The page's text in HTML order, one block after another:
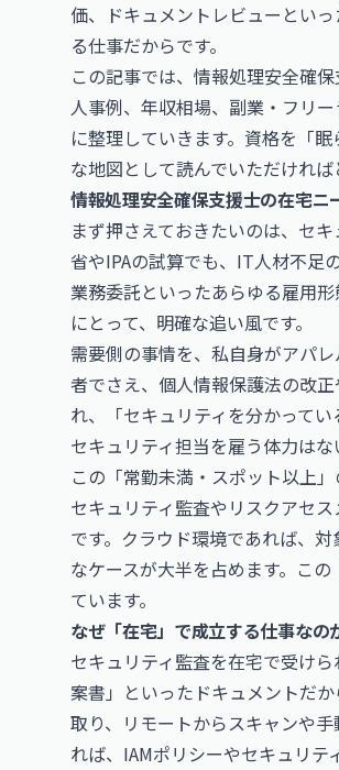
価、ドキュメントレビューとい
る仕事だからです。
この記事では、情報処理安全確
人事例、年収相場、副業・フリ
に整理していきます。資格を「
な地図として読んでいただければ
情報処理安全確保支援士の在宅ニ
まず押さえておきたいのは、セ
省やIPAの試算でも、IT人材不足
業務委託といったあらゆる雇用
にとって、明確な追い風です。
需要側の事情を、私自身がアパ
者でさえ、個人情報保護法の改
れ、「セキュリティを分かって
セキュリティ担当を雇う体力は
この「常勤未満・スポット以上
セキュリティ監査やリスクアセ
です。クラウド環境であれば、
なケースが大半を占めます。こ
ています。
なぜ「在宅」で成立する仕事なの
セキュリティ監査を在宅で受け
案書」といったドキュメントだ
取り、リモートからスキャンや
れば、IAMポリシーやセキュリ